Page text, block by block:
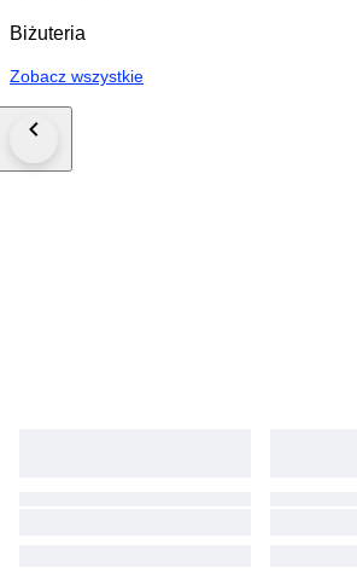
Biżuteria
Zobacz wszystkie